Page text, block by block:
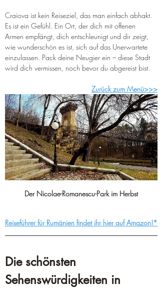
Craiova ist kein Reiseziel, das man einfach abhakt.
Es ist ein Gefühl. Ein Ort, der dich mit offenen
Armen empfängt, dich entschleunigt und dir zeigt,
wie wunderschön es ist, sich auf das Unerwartete
einzulassen. Pack deine Neugier ein – diese Stadt
wird dich vermissen, noch bevor du abgereist bist.
Zurück zum Menü>>>
Der Nicolae-Romanescu-Park im Herbst
Reiseführer für Rumänien findet ihr hier auf Amazon!*
Die schönsten
Sehenswürdigkeiten in